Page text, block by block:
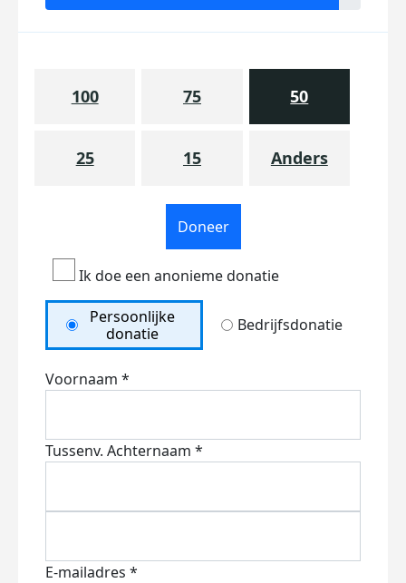
100 75 50
25 15 Anders
Doneer
Ik doe een anonieme donatie
Persoonlijke
donatie
Bedrijfsdonatie
Voornaam *
Tussenv. Achternaam *
E-mailadres *